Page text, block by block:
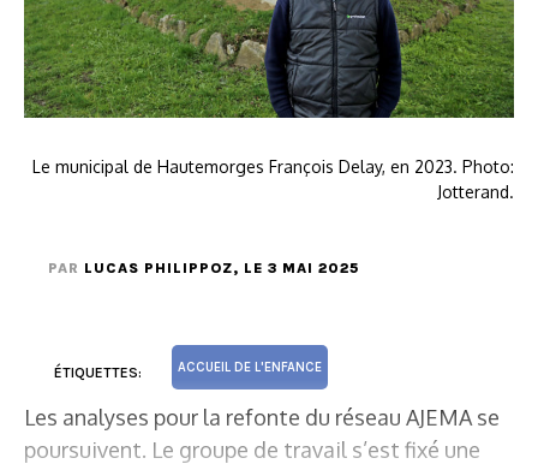
Le municipal de Hautemorges François Delay, en 2023. Photo:
Jotterand.
PAR LUCAS PHILIPPOZ, LE 3 MAI 2025
ÉTIQUETTES: ACCUEIL DE L'ENFANCE
Les analyses pour la refonte du réseau AJEMA se
poursuivent. Le groupe de travail s’est fixé une